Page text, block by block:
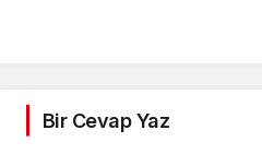
Bir Cevap Yaz